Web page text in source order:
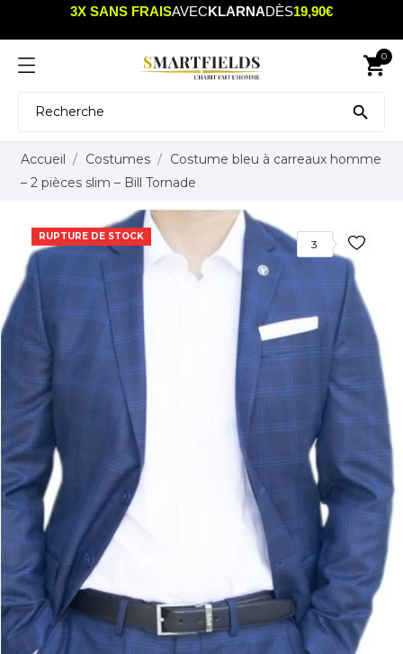
3X SANS FRAISAVECKLARNADÈS19,90€
shopping_cart
0

Accueil Costumes
Costume bleu à carreaux homme
– 2 pièces slim – Bill Tornade
RUPTURE DE STOCK
3